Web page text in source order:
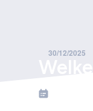
30/12/2025